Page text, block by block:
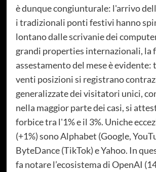
è dunque congiunturale: l'arrivo
i tradizionali ponti festivi hanno
lontano dalle scrivanie dei
grandi properties internazionali, la
assestamento del mese è evidente:
venti posizioni si registrano
generalizzate dei visitatori unici,
nella maggior parte dei casi, si
forbice tra l'1% e il 3%. Uniche
(+1%) sono Alphabet (Google,
ByteDance (TikTok) e Yahoo. In
fa notare l’ecosistema di OpenAI